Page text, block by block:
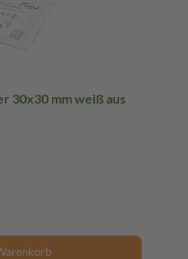
30x30 mm weiß aus